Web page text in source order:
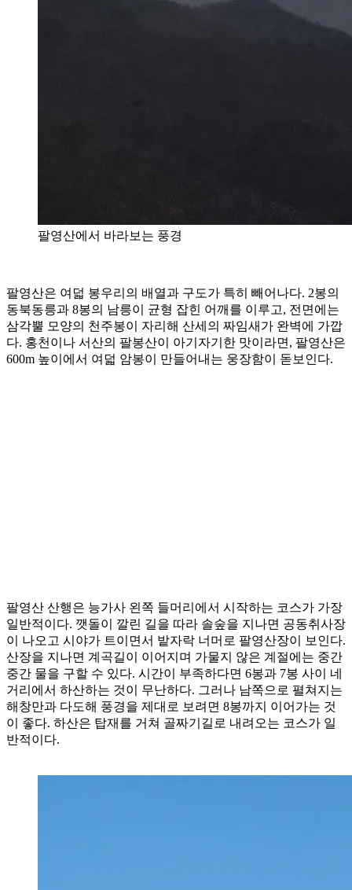
팔영산에서 바라보는 풍경
팔영산은 여덟 봉우리의 배열과 구도가 특히 빼어나다. 2봉의
동북동릉과 8봉의 남릉이 균형 잡힌 어깨를 이루고, 전면에는
삼각뿔 모양의 천주봉이 자리해 산세의 짜임새가 완벽에 가깝
다. 홍천이나 서산의 팔봉산이 아기자기한 맛이라면, 팔영산은
600m 높이에서 여덟 암봉이 만들어내는 웅장함이 돋보인다.
팔영산 산행은 능가사 왼쪽 들머리에서 시작하는 코스가 가장
일반적이다. 깻돌이 깔린 길을 따라 솔숲을 지나면 공동취사장
이 나오고 시야가 트이면서 밭자락 너머로 팔영산장이 보인다.
산장을 지나면 계곡길이 이어지며 가물지 않은 계절에는 중간
중간 물을 구할 수 있다. 시간이 부족하다면 6봉과 7봉 사이 네
거리에서 하산하는 것이 무난하다. 그러나 남쪽으로 펼쳐지는
해창만과 다도해 풍경을 제대로 보려면 8봉까지 이어가는 것
이 좋다. 하산은 탑재를 거쳐 골짜기길로 내려오는 코스가 일
반적이다.